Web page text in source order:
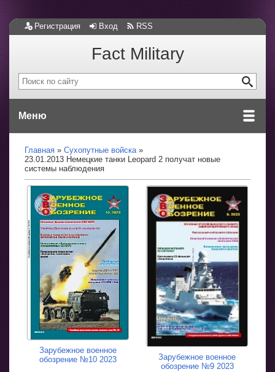
Регистрация Вход RSS
Fact Military
Меню
Главная
Сухопутные войска
23.01.2013 Немецкие танки Leopard 2 получат новые
системы наблюдения
Зарубежное военное
обозрение №10 2023
Зарубежное военное
обозрение №9 2023